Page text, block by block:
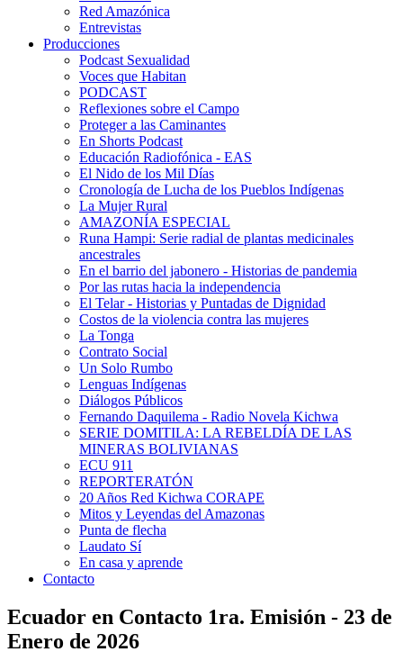
Red Amazónica
Entrevistas
Producciones
Podcast Sexualidad
Voces que Habitan
PODCAST
Reflexiones sobre el Campo
Proteger a las Caminantes
En Shorts Podcast
Educación Radiofónica - EAS
El Nido de los Mil Días
Cronología de Lucha de los Pueblos Indígenas
La Mujer Rural
AMAZONÍA ESPECIAL
Runa Hampi: Serie radial de plantas medicinales
ancestrales
En el barrio del jabonero - Historias de pandemia
Por las rutas hacia la independencia
El Telar - Historias y Puntadas de Dignidad
Costos de la violencia contra las mujeres
La Tonga
Contrato Social
Un Solo Rumbo
Lenguas Indígenas
Diálogos Públicos
Fernando Daquilema - Radio Novela Kichwa
SERIE DOMITILA: LA REBELDÍA DE LAS
MINERAS BOLIVIANAS
ECU 911
REPORTERATÓN
20 Años Red Kichwa CORAPE
Mitos y Leyendas del Amazonas
Punta de flecha
Laudato Sí
En casa y aprende
Contacto
Ecuador en Contacto 1ra. Emisión - 23 de
Enero de 2026